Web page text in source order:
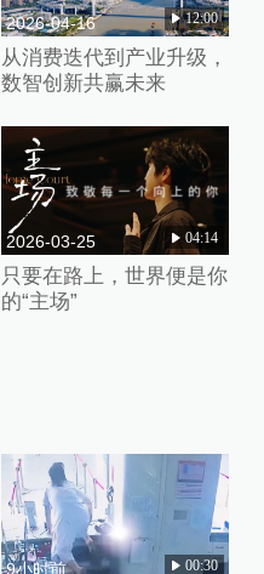
2026-04-16 12:00
从消费迭代到产业升级，
数智创新共赢未来
2026-03-25 04:14
只要在路上，世界便是你
的“主场”
9小时前 00:30